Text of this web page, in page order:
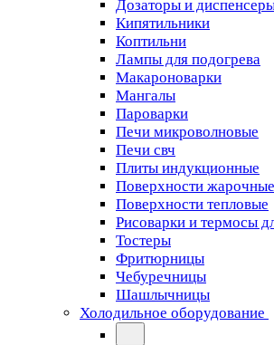
Дозаторы и
Кипятильники
Коптильни
Лампы для подогрева
Макароноварки
Мангалы
Пароварки
Печи микроволновые
Печи свч
Плиты индукционные
Поверхности жарочные
Поверхности тепловые
Рисоварки и термосы
Тостеры
Фритюрницы
Чебуречницы
Шашлычницы
Холодильное оборудование